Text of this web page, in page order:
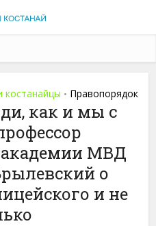
костанайцы • Правопорядок
как и мы с
академии МВД
о
и не